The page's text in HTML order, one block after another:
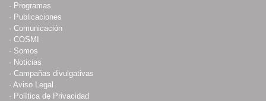
· Programas
· Publicaciones
· Comunicación
· COSMI
· Somos
· Noticias
· Campañas divulgativas
· Aviso Legal
· Política de Privacidad